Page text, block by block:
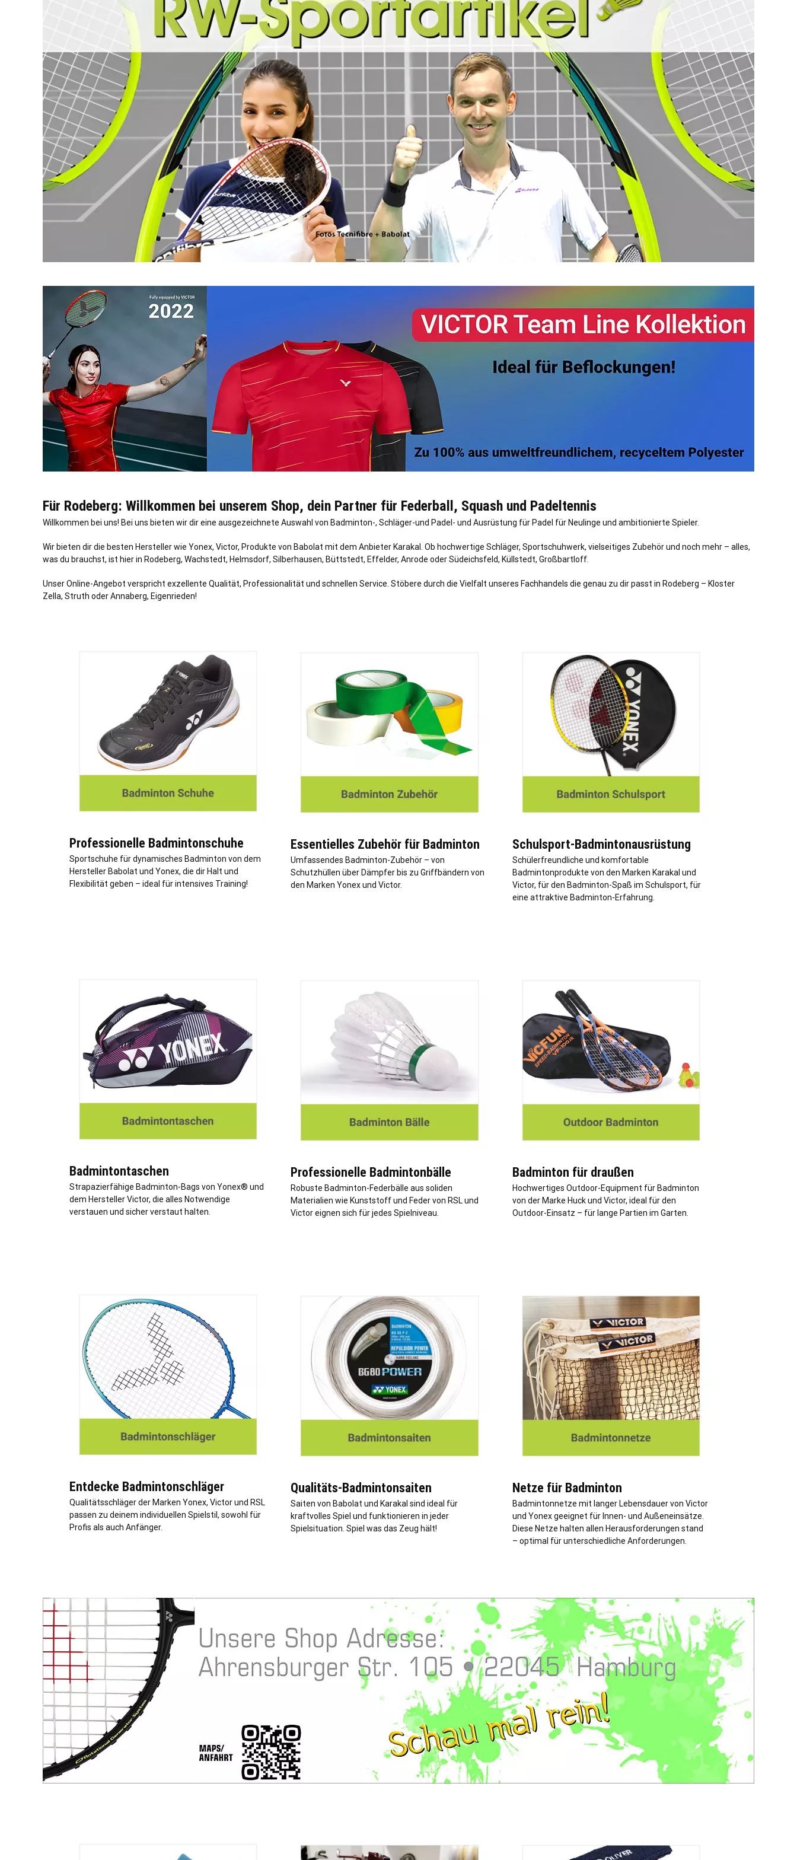
Für Rodeberg: Willkommen bei unserem Shop, dein Partner für Federball, Squash und Padeltennis
Willkommen bei uns! Bei uns bieten wir dir eine ausgezeichnete Auswahl von Badminton-, Schläger-und Padel- und Ausrüstung für Padel für Neulinge und ambitionierte Spieler.
Wir bieten dir die besten Hersteller wie Yonex, Victor, Produkte von Babolat mit dem Anbieter Karakal. Ob hochwertige Schläger, Sportschuhwerk, vielseitiges Zubehör und noch mehr – alles,
was du brauchst, ist hier in Rodeberg, Wachstedt, Helmsdorf, Silberhausen, Büttstedt, Effelder, Anrode oder Südeichsfeld, Küllstedt, Großbartloff.
Unser Online-Angebot verspricht exzellente Qualität, Professionalität und schnellen Service. Stöbere durch die Vielfalt unseres Fachhandels die genau zu dir passt in Rodeberg – Kloster
Zella, Struth oder Annaberg, Eigenrieden!
Professionelle Badmintonschuhe
Sportschuhe für dynamisches Badminton von dem
Hersteller Babolat und Yonex, die dir Halt und
Flexibilität geben – ideal für intensives Training!
Essentielles Zubehör für Badminton
Umfassendes Badminton-Zubehör – von
Schutzhüllen über Dämpfer bis zu Griffbändern von
den Marken Yonex und Victor.
Schulsport-Badmintonausrüstung
Schülerfreundliche und komfortable
Badmintonprodukte von den Marken Karakal und
Victor, für den Badminton-Spaß im Schulsport, für
eine attraktive Badminton-Erfahrung.
Badmintontaschen
Strapazierfähige Badminton-Bags von Yonex® und
dem Hersteller Victor, die alles Notwendige
verstauen und sicher verstaut halten.
Professionelle Badmintonbälle
Robuste Badminton-Federbälle aus soliden
Materialien wie Kunststoff und Feder von RSL und
Victor eignen sich für jedes Spielniveau.
Badminton für draußen
Hochwertiges Outdoor-Equipment für Badminton
von der Marke Huck und Victor, ideal für den
Outdoor-Einsatz – für lange Partien im Garten.
Entdecke Badmintonschläger
Qualitätsschläger der Marken Yonex, Victor und RSL
passen zu deinem individuellen Spielstil, sowohl für
Profis als auch Anfänger.
Qualitäts-Badmintonsaiten
Saiten von Babolat und Karakal sind ideal für
kraftvolles Spiel und funktionieren in jeder
Spielsituation. Spiel was das Zeug hält!
Netze für Badminton
Badmintonnetze mit langer Lebensdauer von Victor
und Yonex geeignet für Innen- und Außeneinsätze.
Diese Netze halten allen Herausforderungen stand
– optimal für unterschiedliche Anforderungen.